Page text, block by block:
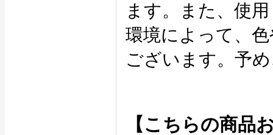
ます。また、使
環境によって、
ございます。予
【こちらの商品